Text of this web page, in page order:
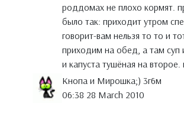
роддомах не плохо кормят.
было так: приходит утром
говорит-вам нельзя то то и
приходим на обед, а там суп
и капуста тушёная на второе.
Кнопа и Мирошка;) 3г6м
06:38 28 March 2010